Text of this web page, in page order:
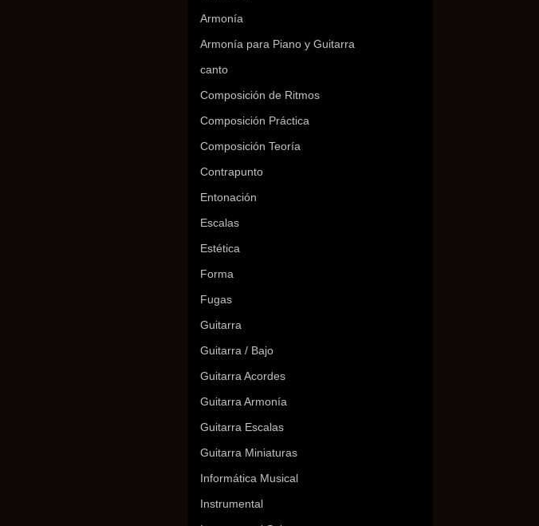
Armonía
Armonía para Piano y Guitarra
canto
Composición de Ritmos
Composición Práctica
Composición Teoría
Contrapunto
Entonación
Escalas
Estética
Forma
Fugas
Guitarra
Guitarra / Bajo
Guitarra Acordes
Guitarra Armonía
Guitarra Escalas
Guitarra Miniaturas
Informática Musical
Instrumental